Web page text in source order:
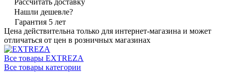
Нашли дешевле?
Гарантия 5 лет
Цена действительна только для интернет-магазина и может
отличаться от цен в розничных магазинах
Все товары EXTREZA
Все товары категории